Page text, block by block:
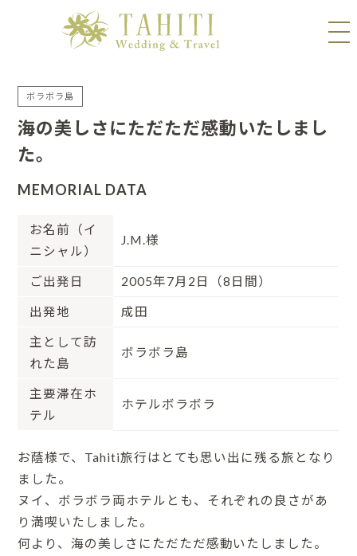
ボラボラ島
海の美しさにただただ感動いたしまし
た。
MEMORIAL DATA
お名前（イ
ニシャル）
J.M.様
ご出発日 2005年7月2日（8日間）
出発地 成田
主として訪
れた島
ボラボラ島
主要滞在ホ
テル
ホテルボラボラ
お蔭様で、Tahiti旅行はとても思い出に残る旅となり
ました。
ヌイ、ボラボラ両ホテルとも、それぞれの良さがあ
り満喫いたしました。
何より、海の美しさにただただ感動いたしました。